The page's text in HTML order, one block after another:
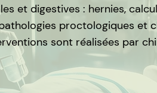
et digestives : hernies,
proctologiques et
sont réalisées par